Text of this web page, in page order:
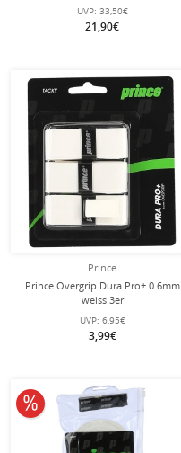
UVP: 33,50€
21,90€
Prince
Prince Overgrip Dura Pro+ 0.6mm
weiss 3er
UVP: 6,95€
3,99€
10% reduziert